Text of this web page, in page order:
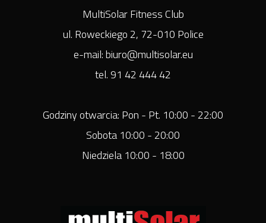
MultiSolar Fitness Club
ul. Roweckiego 2, 72-010 Police
e-mail: biuro@multisolar.eu
tel. 91 42 444 42
Godziny otwarcia: Pon - Pt. 10:00 - 22:00
Sobota 10:00 - 20:00
Niedziela 10:00 - 18:00